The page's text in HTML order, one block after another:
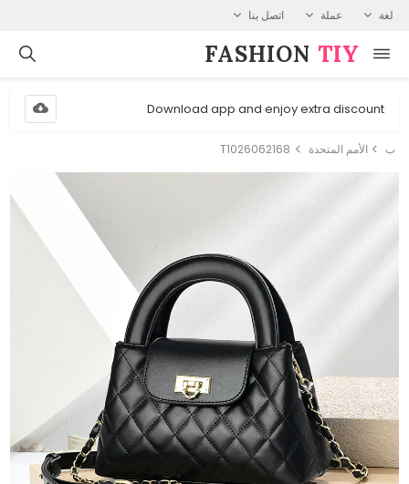
لغة عملة اتصل بنا
FASHION⁠ TIY
Download app and enjoy extra discount
ب الأمم المتحدة T1026062168